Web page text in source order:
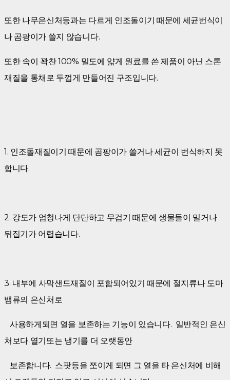
또한 나무은신처등과는 다르게 인조돌이기 때문에 세균번식이
나 곰팡이가 쓸지 않습니다.
또한 속이 꽉찬 100% 밀도에 얇게 원료를 쓴 제품이 아닌 스톤
재질을 통채로 두껍게 만들어진 구조입니다.
1. 인조돌재질이기 때문에 곰팡이가 쓸거나 세균이 번식하지 못
합니다.
2. 강도가 엄청나게 단단하고 무겁기 때문에 생물들이 밀거나
뒤집기가 어렵습니다.
3. 내부에 사막샌드재질이 포함되어있기 때문에 절지류나 도마
뱀류의 은신처로
사용하게되면 열을 보존하는 기능이 있습니다. 일반적인 은신
처보다 열기또는 냉기를 더 오랫동안
보존합니다. 스팟등을 쪼이게 되면 그 열을 타 은신처에 비해